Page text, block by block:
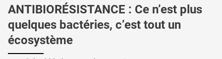
ANTIBIORÉSISTANCE : Ce n’est plus
quelques bactéries, c’est tout un
écosystème